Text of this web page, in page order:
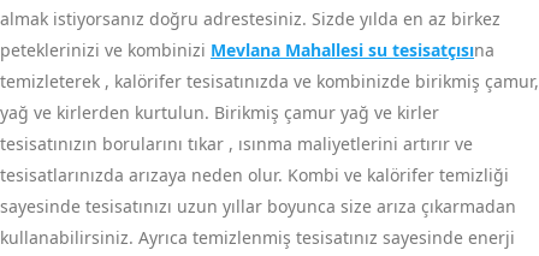
almak istiyorsanız doğru adrestesiniz. Sizde yılda en az birkez
peteklerinizi ve kombinizi Mevlana Mahallesi su tesisatçısına
temizleterek , kalörifer tesisatınızda ve kombinizde birikmiş çamur,
yağ ve kirlerden kurtulun. Birikmiş çamur yağ ve kirler
tesisatınızın borularını tıkar , ısınma maliyetlerini artırır ve
tesisatlarınızda arızaya neden olur. Kombi ve kalörifer temizliği
sayesinde tesisatınızı uzun yıllar boyunca size arıza çıkarmadan
kullanabilirsiniz. Ayrıca temizlenmiş tesisatınız sayesinde enerji